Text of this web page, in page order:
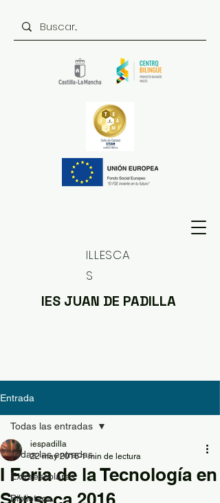
ILLESCA
S
IES JUAN DE PADILLA
Entrada
Todas las entradas
Extraescolares
Biblioteca
Todas las entradas
I Feria de la Tecnología en
iespadilla
22 may 2016 1 min de lectura